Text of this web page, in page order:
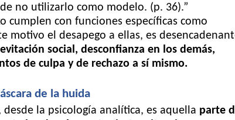
no utilizarlo como modelo. (p. 36).”
cumplen con funciones específicas como
motivo el desapego a ellas, es
evitación social, desconfianza en los demás,
de culpa y de rechazo a sí mismo.
de la huida
la psicología analítica, es aquella parte